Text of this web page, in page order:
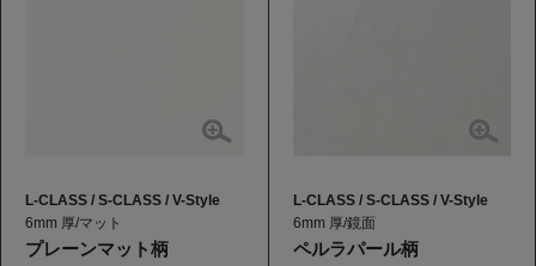
L-CLASS / S-CLASS / V-Style
6mm 厚/マット
プレーンマット柄
L-CLASS / S-CLASS / V-Style
6mm 厚/鏡面
ペルラパール柄